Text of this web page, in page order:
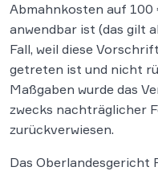
Abmahnkosten auf 100
anwendbar ist (das gilt
Fall, weil diese
getreten ist und nicht
Maßgaben wurde das
zwecks nachträglicher
zurückverwiesen.
Das Oberlandesgericht